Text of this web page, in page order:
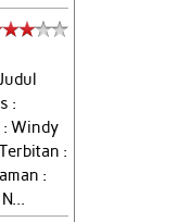
:
Windy
:
: